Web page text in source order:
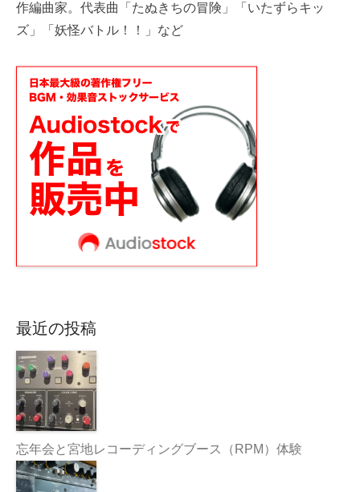
作編曲家。代表曲「たぬきちの冒険」「いたずらキッ
ズ」「妖怪バトル！！」など
最近の投稿
忘年会と宮地レコーディングブース（RPM）体験